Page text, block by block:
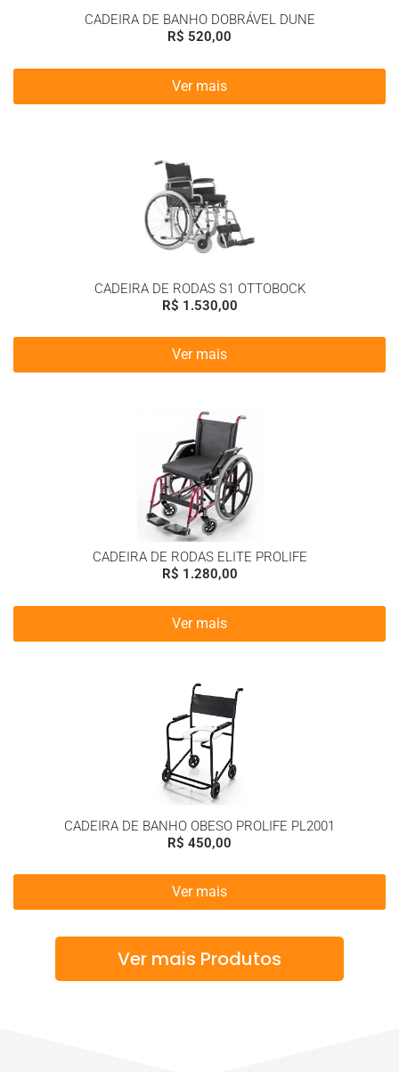
CADEIRA DE BANHO DOBRÁVEL DUNE
R$ 520,00
Ver mais
CADEIRA DE RODAS S1 OTTOBOCK
R$ 1.530,00
Ver mais
CADEIRA DE RODAS ELITE PROLIFE
R$ 1.280,00
Ver mais
CADEIRA DE BANHO OBESO PROLIFE PL2001
R$ 450,00
Ver mais
Ver mais Produtos